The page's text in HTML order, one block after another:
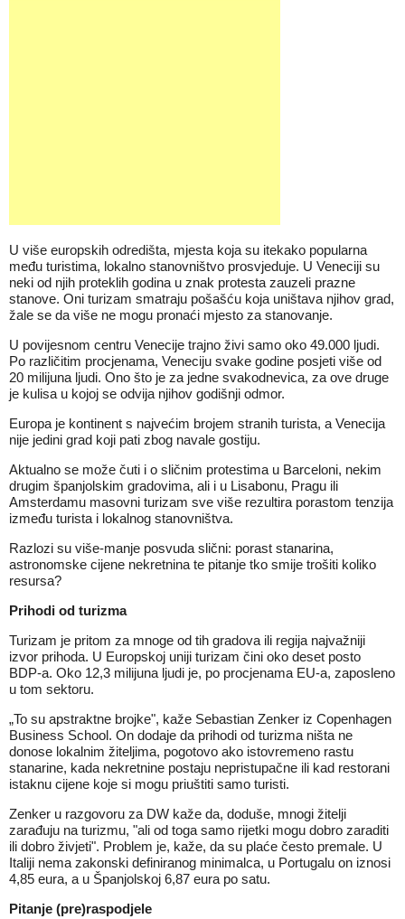
U više europskih odredišta, mjesta koja su itekako popularna
među turistima, lokalno stanovništvo prosvjeduje. U Veneciji su
neki od njih proteklih godina u znak protesta zauzeli prazne
stanove. Oni turizam smatraju pošašću koja uništava njihov grad,
žale se da više ne mogu pronaći mjesto za stanovanje.
U povijesnom centru Venecije trajno živi samo oko 49.000 ljudi.
Po različitim procjenama, Veneciju svake godine posjeti više od
20 milijuna ljudi. Ono što je za jedne svakodnevica, za ove druge
je kulisa u kojoj se odvija njihov godišnji odmor.
Europa je kontinent s najvećim brojem stranih turista, a Venecija
nije jedini grad koji pati zbog navale gostiju.
Aktualno se može čuti i o sličnim protestima u Barceloni, nekim
drugim španjolskim gradovima, ali i u Lisabonu, Pragu ili
Amsterdamu masovni turizam sve više rezultira porastom tenzija
između turista i lokalnog stanovništva.
Razlozi su više-manje posvuda slični: porast stanarina,
astronomske cijene nekretnina te pitanje tko smije trošiti koliko
resursa?
Prihodi od turizma
Turizam je pritom za mnoge od tih gradova ili regija najvažniji
izvor prihoda. U Europskoj uniji turizam čini oko deset posto
BDP-a. Oko 12,3 milijuna ljudi je, po procjenama EU-a, zaposleno
u tom sektoru.
„To su apstraktne brojke", kaže Sebastian Zenker iz Copenhagen
Business School. On dodaje da prihodi od turizma ništa ne
donose lokalnim žiteljima, pogotovo ako istovremeno rastu
stanarine, kada nekretnine postaju nepristupačne ili kad restorani
istaknu cijene koje si mogu priuštiti samo turisti.
Zenker u razgovoru za DW kaže da, doduše, mnogi žitelji
zarađuju na turizmu, "ali od toga samo rijetki mogu dobro zaraditi
ili dobro živjeti". Problem je, kaže, da su plaće često premale. U
Italiji nema zakonski definiranog minimalca, u Portugalu on iznosi
4,85 eura, a u Španjolskoj 6,87 eura po satu.
Pitanje (pre)raspodjele